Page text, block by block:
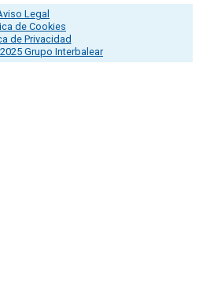
Legal
de Cookies
de Privacidad
Grupo Interbalear